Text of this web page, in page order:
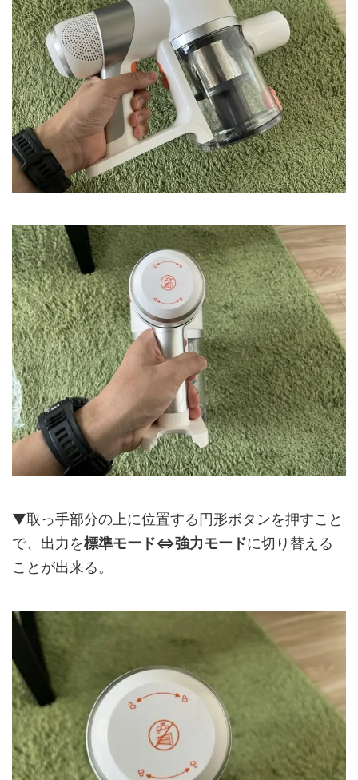
▼取っ手部分の上に位置する円形ボタンを押すこと
で、出力を標準モード⇔強力モードに切り替える
ことが出来る。